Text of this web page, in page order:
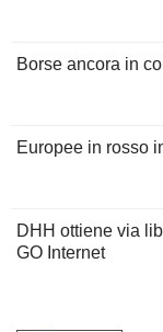
Borse ancora in
Europee in rosso
DHH ottiene via
GO Internet